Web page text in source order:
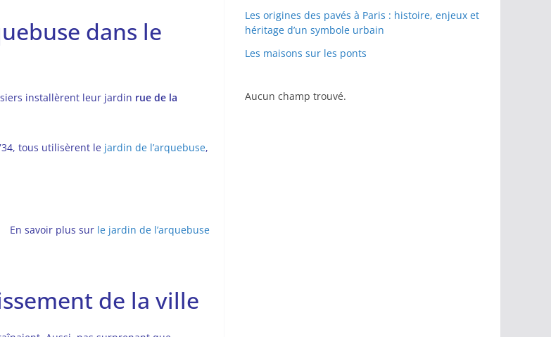
dans le
installèrent leur jardin rue de la
tous utilisèrent le jardin de l’arquebuse,
En savoir plus sur le jardin de l’arquebuse
de la ville
Les origines des pavés à Paris : histoire, enjeux et
héritage d’un symbole urbain
Les maisons sur les ponts
Aucun champ trouvé.